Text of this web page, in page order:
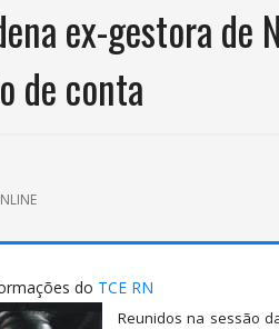
ex-gestora
de conta
do TCE RN
Reunidos na sessão